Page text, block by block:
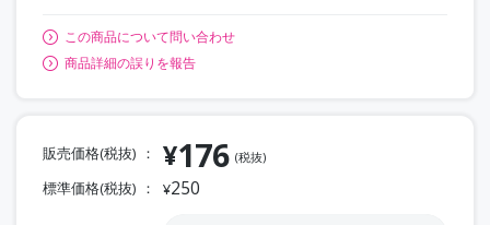
この商品について問い合わせ
商品詳細の誤りを報告
販売価格(税抜) ¥176 (税抜)
標準価格(税抜) ¥250